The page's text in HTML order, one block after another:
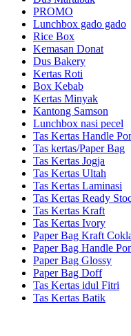
PROMO
Lunchbox gado gado
Rice Box
Kemasan Donat
Dus Bakery
Kertas Roti
Box Kebab
Kertas Minyak
Kantong Samson
Lunchbox nasi pecel
Tas Kertas Handle
Tas kertas/Paper Bag
Tas Kertas Jogja
Tas Kertas Ultah
Tas Kertas Laminasi
Tas Kertas Ready
Tas Kertas Kraft
Tas Kertas Ivory
Paper Bag Kraft
Paper Bag Handle
Paper Bag Glossy
Paper Bag Doff
Tas Kertas idul Fitri
Tas Kertas Batik